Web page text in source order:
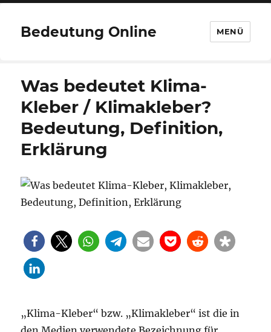
Bedeutung Online MENÜ
Was bedeutet Klima-
Kleber / Klimakleber?
Bedeutung, Definition,
Erklärung
„Klima-Kleber“ bzw. „Klimakleber“ ist die in